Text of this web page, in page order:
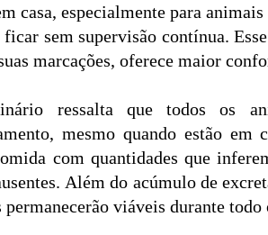
casa, especialmente para
ficar sem supervisão contínua.
marcações, oferece maior
ressalta que todos os
mesmo quando estão
com quantidades que
Além do acúmulo de
permanecerão viáveis durante todo